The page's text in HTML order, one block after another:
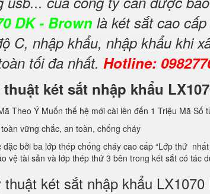
DK - Brown là két sắt cao
C, nhập khẩu, nhập khẩu khi
tối đa nhất. Hotline:
két sắt nhập khẩu
Theo Ý Muốn thế hệ mới cài lên đến 1 Triệu Mã Số
vững chắc, an toàn, chống cháy
bởi ba lớp thép chống cháy cao cấp “Lớp thứ
vệ tài sản và lớp thép thứ 3 bên trong két sắt có tác
két sắt nhập khẩu LX1070